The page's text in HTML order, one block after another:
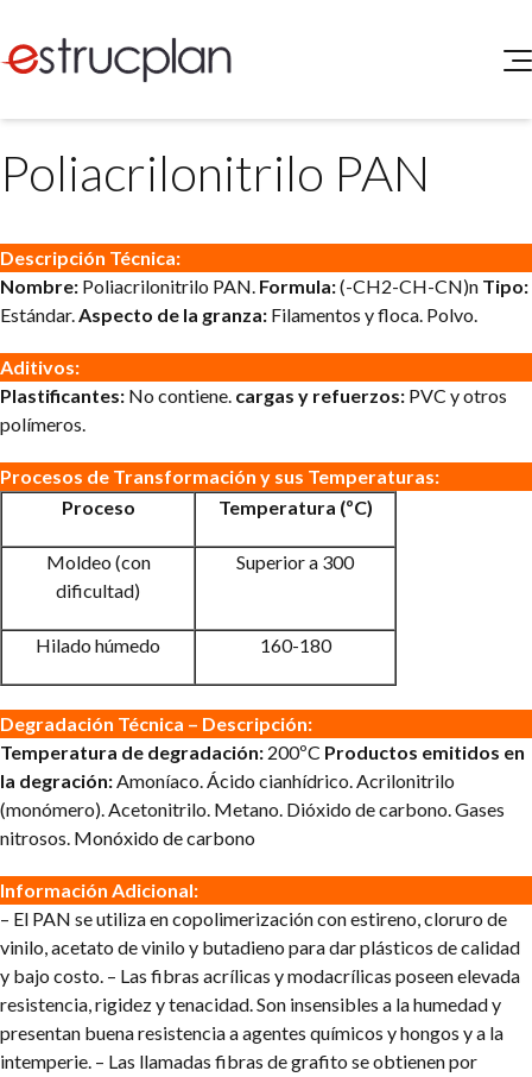
SERVICIOS
Medio Ambiente
Legislación
Portal de Clientes
Buscador de Legislación
Matriz Premium
Matriz Profesional
ELEG
Poliacrilonitrilo PAN
Descripción Técnica:
Nombre: Poliacrilonitrilo PAN. Formula:(-CH2-CH-CN)n Tipo:
Estándar.Aspecto de la granza: Filamentos y floca. Polvo.
Aditivos:
Plastificantes: No contiene. cargas y refuerzos: PVC y otros
polímeros.
Procesos de Transformación y sus Temperaturas:
Proceso
Temperatura (ºC)
Moldeo (con
dificultad)
Superior a 300
Hilado húmedo 160-180
Degradación Técnica – Descripción:
Temperatura de degradación: 200ºC Productos emitidos en
la degración:Amoníaco.Ácido cianhídrico.Acrilonitrilo
(monómero).Acetonitrilo. Metano. Dióxido de carbono.Gases
nitrosos. Monóxido de carbono
Información Adicional:
– El PAN se utiliza en copolimerización con estireno, cloruro de
vinilo, acetato de vinilo y butadieno para dar plásticos de calidad
y bajo costo. – Las fibras acrílicas y modacrílicas poseen elevada
resistencia, rigidez y tenacidad. Son insensibles a la humedad y
presentan buena resistencia a agentes químicos y hongos y a la
intemperie. – Las llamadas fibras de grafito se obtienen por